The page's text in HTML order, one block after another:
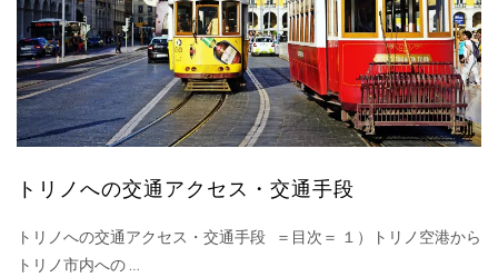
トリノへの交通アクセス・交通手段
トリノへの交通アクセス・交通手段 ＝目次＝ １）トリノ空港から
トリノ市内への …